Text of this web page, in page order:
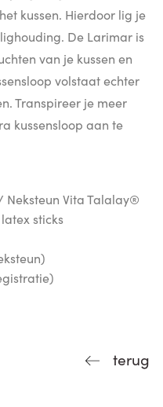
kussen. Hierdoor lig je
De Larimar is
van je kussen en
volstaat echter
Transpireer je meer
kussensloop aan te
Neksteun Vita Talalay®
sticks
terug